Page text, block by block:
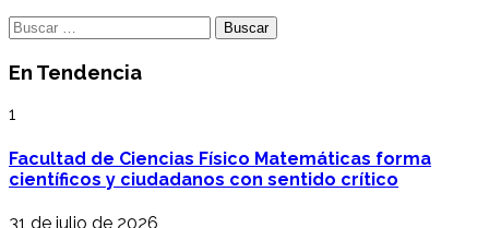
Buscar:
En Tendencia
1
Facultad de Ciencias Físico Matemáticas forma
científicos y ciudadanos con sentido crítico
31 de julio de 2026